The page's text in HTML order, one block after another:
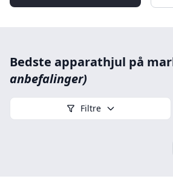
Bedste apparathjul på
anbefalinger)
Filtre